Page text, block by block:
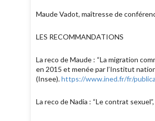
Maude Vadot, maîtresse de
LES RECOMMANDATIONS
La reco de Maude : “La migration
en 2015 et menée par l’Institut
(Insee).https://www.ined.fr/fr/
La reco de Nadia : “Le contrat